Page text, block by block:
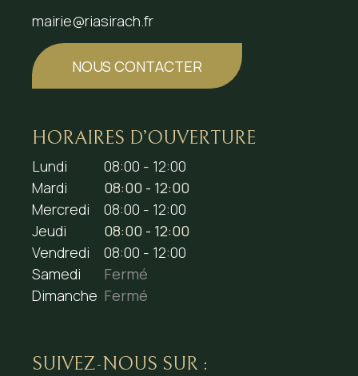
mairie@riasirach.fr
NOUS CONTACTER
HORAIRES D’OUVERTURE
Lundi
08:00 - 12:00
Mardi
08:00 - 12:00
Mercredi
08:00 - 12:00
Jeudi
08:00 - 12:00
Vendredi
08:00 - 12:00
Samedi
Fermé
Dimanche Fermé
SUIVEZ-NOUS SUR :